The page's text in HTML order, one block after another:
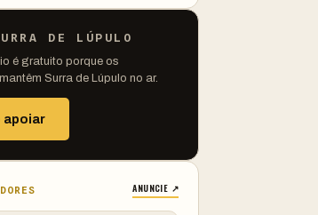
DE LÚPULO
é gratuito porque os
Surra de Lúpulo no ar.
apoiar
ANUNCIE ↗